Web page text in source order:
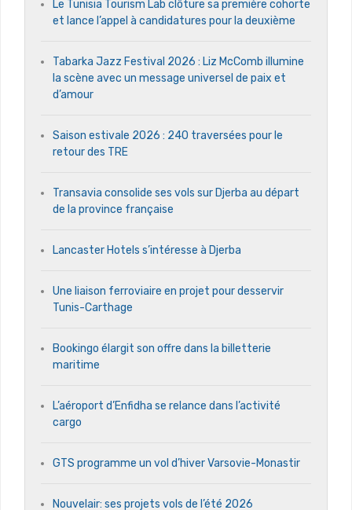
Le Tunisia Tourism Lab clôture sa première cohorte
et lance l’appel à candidatures pour la deuxième
Tabarka Jazz Festival 2026 : Liz McComb illumine
la scène avec un message universel de paix et
d’amour
Saison estivale 2026 : 240 traversées pour le
retour des TRE
Transavia consolide ses vols sur Djerba au départ
de la province française
Lancaster Hotels s’intéresse à Djerba
Une liaison ferroviaire en projet pour desservir
Tunis-Carthage
Bookingo élargit son offre dans la billetterie
maritime
L’aéroport d’Enfidha se relance dans l’activité
cargo
GTS programme un vol d’hiver Varsovie-Monastir
Nouvelair: ses projets vols de l’été 2026